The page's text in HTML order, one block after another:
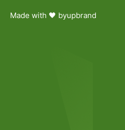
Made with 🖤 byupbrand